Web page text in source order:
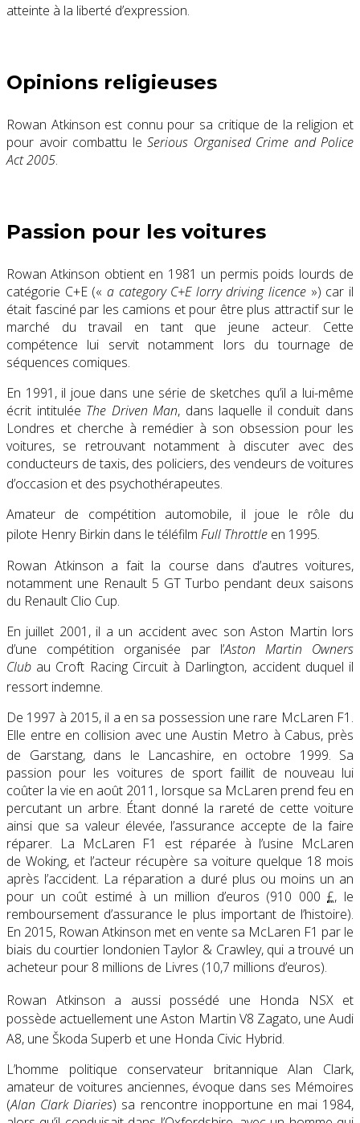
atteinte à la liberté d’expression.
Opinions religieuses
Rowan Atkinson est connu pour sa critique de la religion et
pour avoir combattu le Serious Organised Crime and Police
Act 2005.
Passion pour les voitures
Rowan Atkinson obtient en 1981 un permis poids lourds de
catégorie C+E (« a category C+E lorry driving licence ») car il
était fasciné par les camions et pour être plus attractif sur le
marché du travail en tant que jeune acteur. Cette
compétence lui servit notamment lors du tournage de
séquences comiques.
En 1991, il joue dans une série de sketches qu’il a lui-même
écrit intitulée The Driven Man, dans laquelle il conduit dans
Londres et cherche à remédier à son obsession pour les
voitures, se retrouvant notamment à discuter avec des
conducteurs de taxis, des policiers, des vendeurs de voitures
d’occasion et des psychothérapeutes.
Amateur de compétition automobile, il joue le rôle du
pilote Henry Birkin dans le téléfilm Full Throttle en 1995.
Rowan Atkinson a fait la course dans d’autres voitures,
notamment une Renault 5 GT Turbo pendant deux saisons
du Renault Clio Cup.
En juillet 2001, il a un accident avec son Aston Martin lors
d’une compétition organisée par l’Aston Martin Owners
Club au Croft Racing Circuit à Darlington, accident duquel il
ressort indemne.
De 1997 à 2015, il a en sa possession une rare McLaren F1.
Elle entre en collision avec une Austin Metro à Cabus, près
de Garstang, dans le Lancashire, en octobre 1999. Sa
passion pour les voitures de sport faillit de nouveau lui
coûter la vie en août 2011, lorsque sa McLaren prend feu en
percutant un arbre. Étant donné la rareté de cette voiture
ainsi que sa valeur élevée, l’assurance accepte de la faire
réparer. La McLaren F1 est réparée à l’usine McLaren
de Woking, et l’acteur récupère sa voiture quelque 18 mois
après l’accident. La réparation a duré plus ou moins un an
pour un coût estimé à un million d’euros (910 000£, le
remboursement d’assurance le plus important de l’histoire).
En 2015, Rowan Atkinson met en vente sa McLaren F1 par le
biais du courtier londonien Taylor & Crawley, qui a trouvé un
acheteur pour 8 millions de Livres (10,7 millions d’euros).
Rowan Atkinson a aussi possédé une Honda NSXet
possède actuellement une Aston Martin V8 Zagato, une Audi
A8, une Škoda Superb et une Honda Civic Hybrid.
L’homme politique conservateur britannique Alan Clark,
amateur de voitures anciennes, évoque dans ses Mémoires
(Alan Clark Diaries) sa rencontre inopportune en mai 1984,